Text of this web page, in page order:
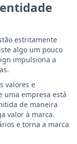
estritamente
algo um pouco
impulsiona a
valores e
uma empresa está
de maneira
valor à marca.
e torna a marca